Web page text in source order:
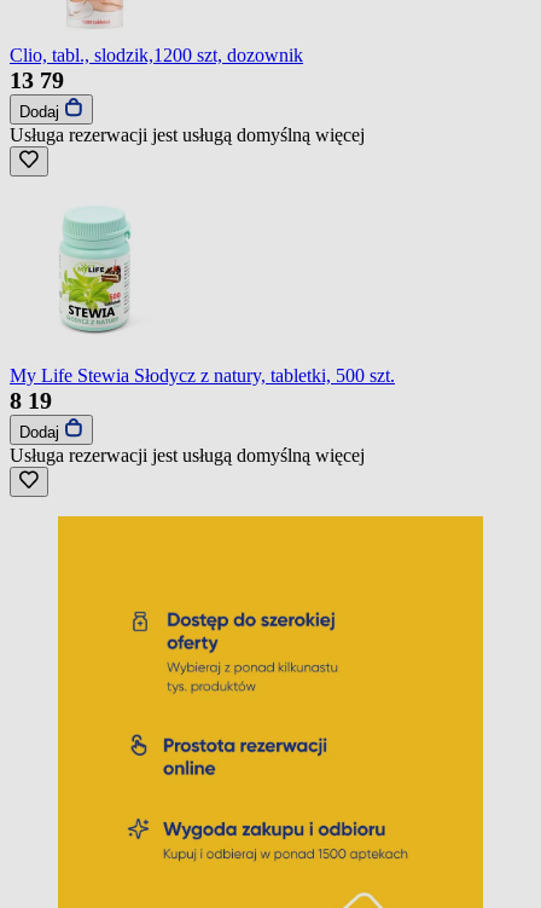
Clio, tabl., slodzik,1200 szt, dozownik
13 79
Dodaj
Usługa rezerwacji jest usługą domyślną więcej
My Life Stewia Słodycz z natury, tabletki, 500 szt.
8 19
Dodaj
Usługa rezerwacji jest usługą domyślną więcej